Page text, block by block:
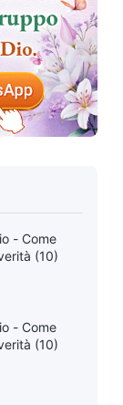
- Come
(10)
- Come
(10)